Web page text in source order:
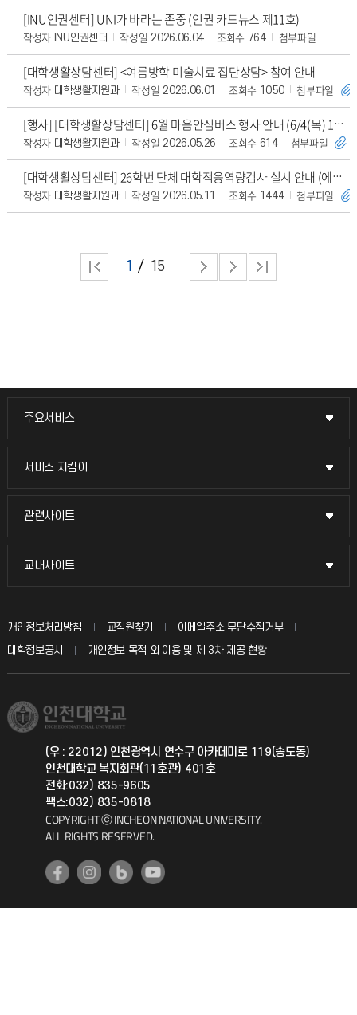
[INU인권센터] UNI가 바라는 존중 (인권 카드뉴스 제11호)
작성자 INU인권센터 작성일 2026.06.04 조회수 764 첨부파일
[대학생활상담센터] <여름방학 미술치료 집단상담> 참여 안내
작성자 대학생활지원과 작성일 2026.06.01 조회수 1050 첨부파일
[행사] [대학생활상담센터] 6월 마음안심버스 행사 안내 (6/4(목) 12시-2시)
작성자 대학생활지원과 작성일 2026.05.26 조회수 614 첨부파일
[대학생활상담센터] 26학번 단체 대학적응역량검사 실시 안내 (에어팟 프로3 등 추첨🎁)
작성자 대학생활지원과 작성일 2026.05.11 조회수 1444 첨부파일
1 15
주요서비스
주요서비스
교무회의방송
입학안내
취업정보(학생)
서비스 지킴이
서비스 지킴이
묻고 답하기
칭찬마당
학생서비스 지킴이
관련사이트
관련사이트
국방헬프콜
총동문회
교내사이트
교내사이트
교수회
교육혁신본부
국제지원과
공자아카데미
기초교육원
개인정보처리방침 교직원찾기
이메일주소 무단수집거부
대학정보공시
개인정보 목적 외 이용 및 제 3차 제공 현황
(우 : 22012) 인천광역시 연수구 아카데미로 119(송도동)
인천대학교 복지회관(11호관) 401호
전화:032) 835-9605
팩스:032) 835-0818
COPYRIGHT ⓒ INCHEON NATIONAL UNIVERSITY.
ALL RIGHTS RESERVED.